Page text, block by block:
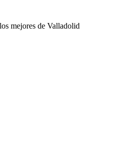
mejores de Valladolid